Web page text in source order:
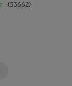
(33662)